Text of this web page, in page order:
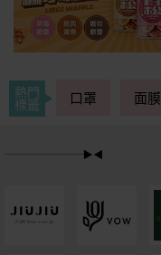
熱門
標籤
口罩 面膜